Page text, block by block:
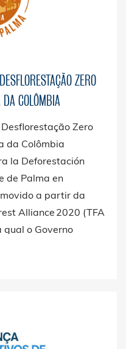
ZERO
COLÔMBIA
Zero
da Colômbia
la Deforestación
de Palma en
a partir da
Alliance 2020 (TFA
o Governo
para combater
produção de óleo de
acordo desde